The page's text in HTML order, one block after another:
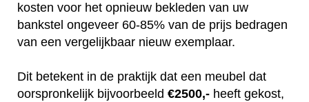
kosten voor het opnieuw bekleden van uw
bankstel ongeveer 60-85% van de prijs bedragen
van een vergelijkbaar nieuw exemplaar.
Dit betekent in de praktijk dat een meubel dat
oorspronkelijk bijvoorbeeld €2500,- heeft gekost,